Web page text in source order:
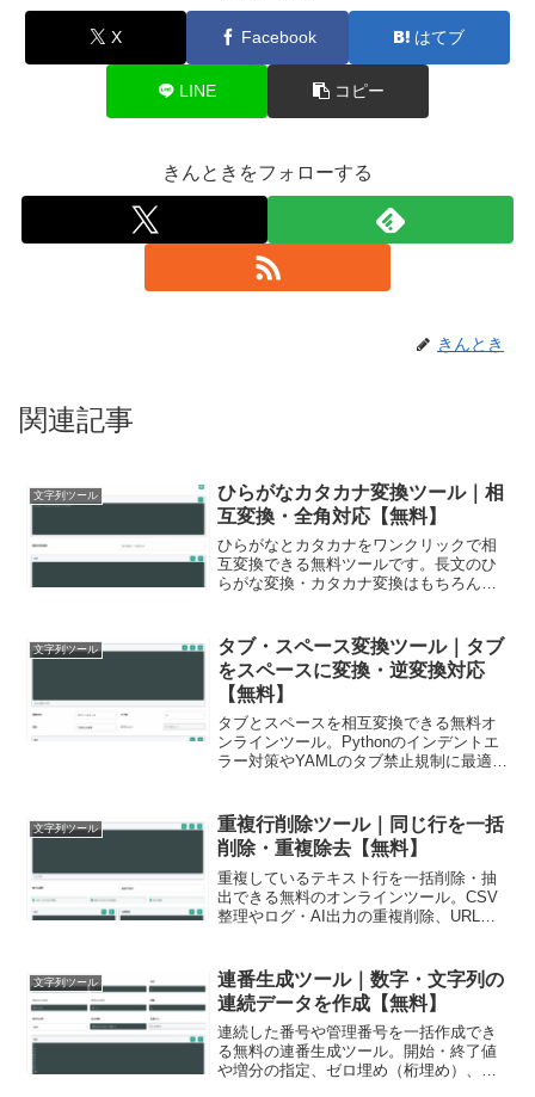
X Facebook はてブ
LINE コピー
きんときをフォローする
きんとき
関連記事
文字列ツール
ひらがなカタカナ変換ツール｜相
互変換・全角対応【無料】
ひらがなとカタカナをワンクリックで相
互変換できる無料ツールです。長文のひ
らがな変換・カタカナ変換はもちろん、
入力、日本語学習などのテキスト編集に
ぜひご活用ください。
文字列ツール
タブ・スペース変換ツール｜タブ
をスペースに変換・逆変換対応
【無料】
タブとスペースを相互変換できる無料オ
ンラインツール。Pythonのインデントエ
ラー対策やYAMLのタブ禁止規制に最適で
ウザ完結で外部サーバーにデータを送信
しないためセキュリティも安心です。
文字列ツール
重複行削除ツール｜同じ行を一括
削除・重複除去【無料】
重複しているテキスト行を一括削除・抽
出できる無料のオンラインツール。CSV
整理やログ・AI出力の重複削除、URLリ
はサーバーに送信されないためセキュリ
ティ面も安心です。
文字列ツール
連番生成ツール｜数字・文字列の
連続データを作成【無料】
連続した番号や管理番号を一括作成でき
る無料の連番生成ツール。開始・終了値
や増分の指定、ゼロ埋め（桁埋め）、接